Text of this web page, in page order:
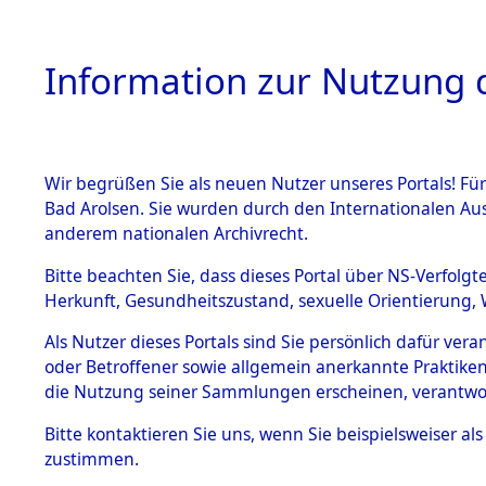
HOME
BESTÄNDE
Inhaftierungsdoku
mente
1.2.9 Beim ITS
verwahrte
1.2.9.1
Effekten aus
0133
Information zur Nutzung
Wir begrüßen Sie als neuen Nutzer unseres Portals!
Bad Arolsen. Sie wurden durch den Internationalen
anderem nationalen Archivrecht.
Bitte beachten Sie, dass dieses Portal über NS-
Herkunft, Gesundheitszustand, sexuelle
Als Nutzer dieses Portals sind Sie persönlich dafür
oder Betroffener sowie allgemein anerkannte
die Nutzung seiner Sammlungen erscheinen,
Bitte kontaktieren Sie uns, wenn Sie beispielsweiser
zustimmen.